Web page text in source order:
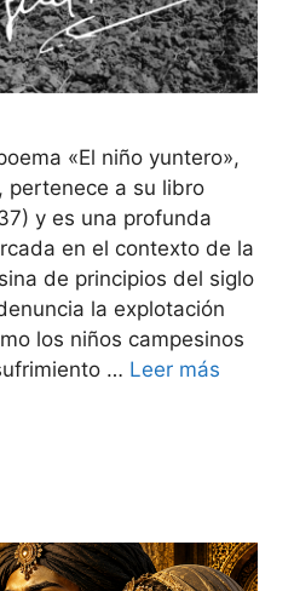
«El niño yuntero»,
pertenece a su libro
y es una profunda
en el contexto de la
de principios del siglo
la explotación
los niños campesinos
… Leer más